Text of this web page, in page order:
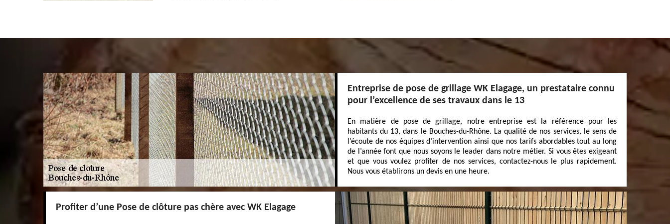
Entreprise de pose de grillage WK Elagage, un prestataire connu
pour l’excellence de ses travaux dans le 13
En matière de pose de grillage, notre entreprise est la référence pour les
habitants du 13, dans le Bouches-du-Rhône. La qualité de nos services, le sens de
l’écoute de nos équipes d’intervention ainsi que nos tarifs abordables tout au long
de l’année font que nous soyons le leader dans notre métier. Si vous êtes exigeant
et que vous voulez profiter de nos services, contactez-nous le plus rapidement.
Nous vous établirons un devis en une heure.
Profiter d’une Pose de clôture pas chère avec WK Elagage